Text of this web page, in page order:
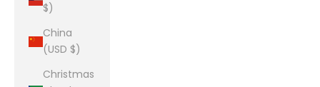
$)
China
(USD $)
Christmas